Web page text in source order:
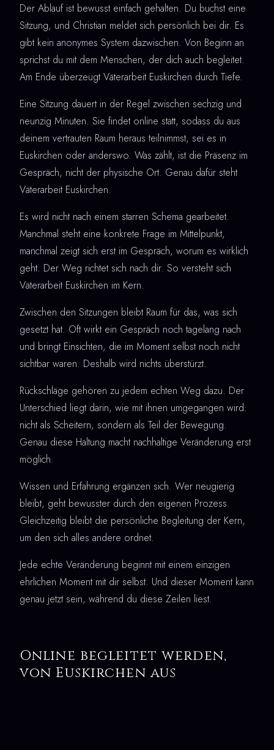
Der Ablauf ist bewusst einfach gehalten. Du buchst eine
Sitzung, und Christian meldet sich persönlich bei dir. Es
gibt kein anonymes System dazwischen. Von Beginn an
sprichst du mit dem Menschen, der dich auch begleitet.
Am Ende überzeugt Väterarbeit Euskirchen durch Tiefe.
Eine Sitzung dauert in der Regel zwischen sechzig und
neunzig Minuten. Sie findet online statt, sodass du aus
deinem vertrauten Raum heraus teilnimmst, sei es in
Euskirchen oder anderswo. Was zählt, ist die Präsenz im
Gespräch, nicht der physische Ort. Genau dafür steht
Väterarbeit Euskirchen.
Es wird nicht nach einem starren Schema gearbeitet.
Manchmal steht eine konkrete Frage im Mittelpunkt,
manchmal zeigt sich erst im Gespräch, worum es wirklich
geht. Der Weg richtet sich nach dir. So versteht sich
Väterarbeit Euskirchen im Kern.
Zwischen den Sitzungen bleibt Raum für das, was sich
gesetzt hat. Oft wirkt ein Gespräch noch tagelang nach
und bringt Einsichten, die im Moment selbst noch nicht
sichtbar waren. Deshalb wird nichts überstürzt.
Rückschläge gehören zu jedem echten Weg dazu. Der
Unterschied liegt darin, wie mit ihnen umgegangen wird:
nicht als Scheitern, sondern als Teil der Bewegung.
Genau diese Haltung macht nachhaltige Veränderung erst
möglich.
Wissen und Erfahrung ergänzen sich. Wer neugierig
bleibt, geht bewusster durch den eigenen Prozess.
Gleichzeitig bleibt die persönliche Begleitung der Kern,
um den sich alles andere ordnet.
Jede echte Veränderung beginnt mit einem einzigen
ehrlichen Moment mit dir selbst. Und dieser Moment kann
genau jetzt sein, während du diese Zeilen liest.
Online begleitet werden,
von Euskirchen aus